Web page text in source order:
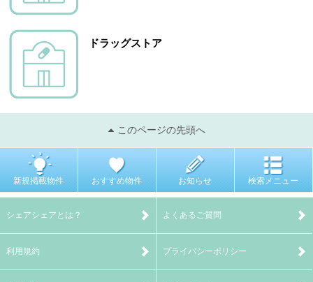
ドラッグストア
このページの先頭へ
新規掲載物件 おすすめ物件 お知らせ 検索メニュー
シェアシェアとは？ よくあるご質問
利用規約 プライバシーポリシー